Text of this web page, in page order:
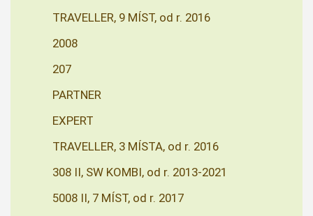
TRAVELLER, 9 MÍST, od r. 2016
2008
207
PARTNER
EXPERT
TRAVELLER, 3 MÍSTA, od r. 2016
308 II, SW KOMBI, od r. 2013-2021
5008 II, 7 MÍST, od r. 2017